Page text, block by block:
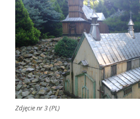
Zdjęcie nr 3 (PL)